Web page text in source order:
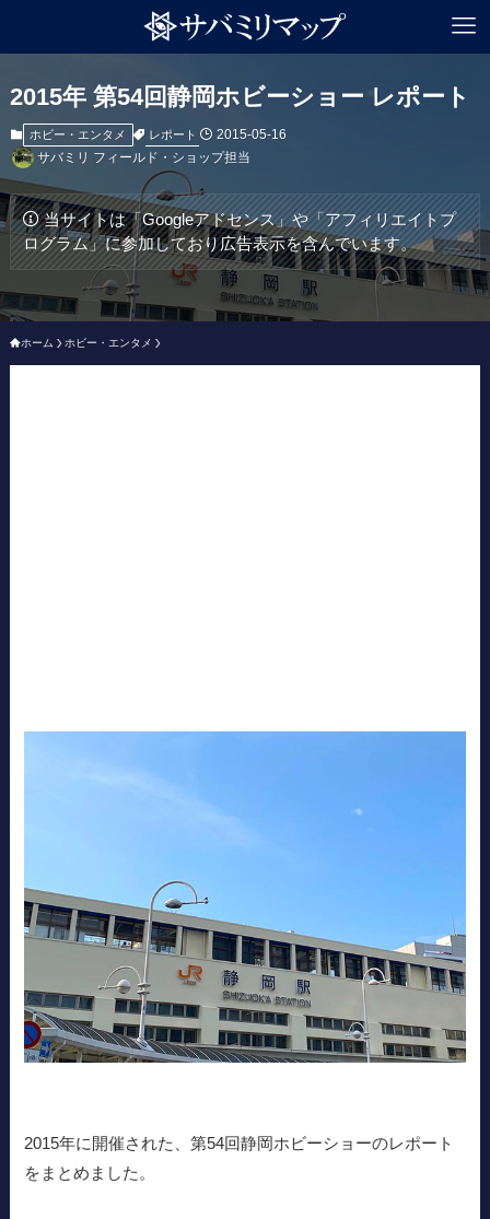
2015年 第54回静岡ホビーショー レポート
ホビー・エンタメ レポート
2015-05-16
サバミリ フィールド・ショップ担当
当サイトは「Googleアドセンス」や「アフィリエイトプ
ログラム」に参加しており広告表示を含んでいます。
ホーム ホビー・エンタメ
2015年に開催された、第54回静岡ホビーショーのレポート
をまとめました。